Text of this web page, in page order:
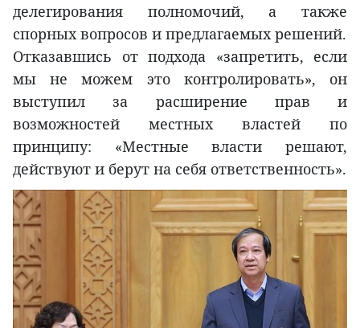
делегирования полномочий, а также
спорных вопросов и предлагаемых решений.
Отказавшись от подхода «запретить, если
мы не можем это контролировать», он
выступил за расширение прав и
возможностей местных властей по
принципу: «Местные власти решают,
действуют и берут на себя ответственность».